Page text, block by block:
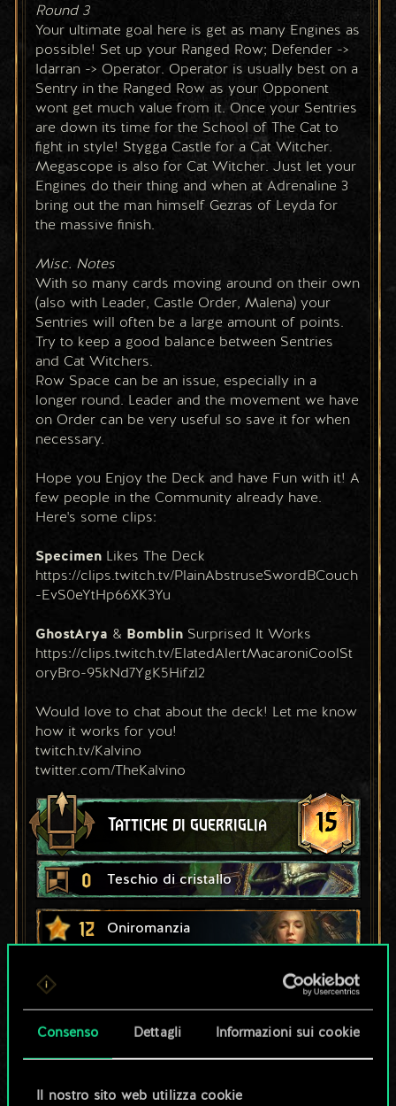
Consenso Dettagli Informazioni sui cookie
Il nostro sito web utilizza cookie
Tattiche di guerriglia 15
0 Teschio di cristallo
12 Oniromanzia
5 10 Gezras di Leyda
1 9 Geralt: Quen
Round 3
Your ultimate goal here is get as many Engines as
possible! Set up your Ranged Row; Defender ->
Idarran -> Operator. Operator is usually best on a
Sentry in the Ranged Row as your Opponent
wont get much value from it. Once your Sentries
are down its time for the School of The Cat to
fight in style! Stygga Castle for a Cat Witcher.
Megascope is also for Cat Witcher. Just let your
Engines do their thing and when at Adrenaline 3
bring out the man himself Gezras of Leyda for
the massive finish.
Misc. Notes
With so many cards moving around on their own
(also with Leader, Castle Order, Malena) your
Sentries will often be a large amount of points.
Try to keep a good balance between Sentries
and Cat Witchers.
Row Space can be an issue, especially in a
longer round. Leader and the movement we have
on Order can be very useful so save it for when
Hope you Enjoy the Deck and have Fun with it! A
few people in the Community already have.
Here's some clips:
Specimen Likes The Deck
https://clips.twitch.tv/PlainAbstruseSwordBCouch
-EvS0eYtHp66XK3Yu
GhostArya & Bomblin Surprised It Works
https://clips.twitch.tv/ElatedAlertMacaroniCoolSt
oryBro-95kNd7YgK5Hifzl2
Would love to chat about the deck! Let me know
how it works for you!
twitch.tv/Kalvino
twitter.com/TheKalvino